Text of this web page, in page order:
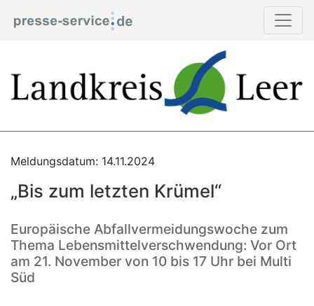
Meldungsdatum: 14.11.2024
„Bis zum letzten Krümel“
Europäische Abfallvermeidungswoche zum
Thema Lebensmittelverschwendung: Vor Ort
am 21. November von 10 bis 17 Uhr bei Multi
Süd